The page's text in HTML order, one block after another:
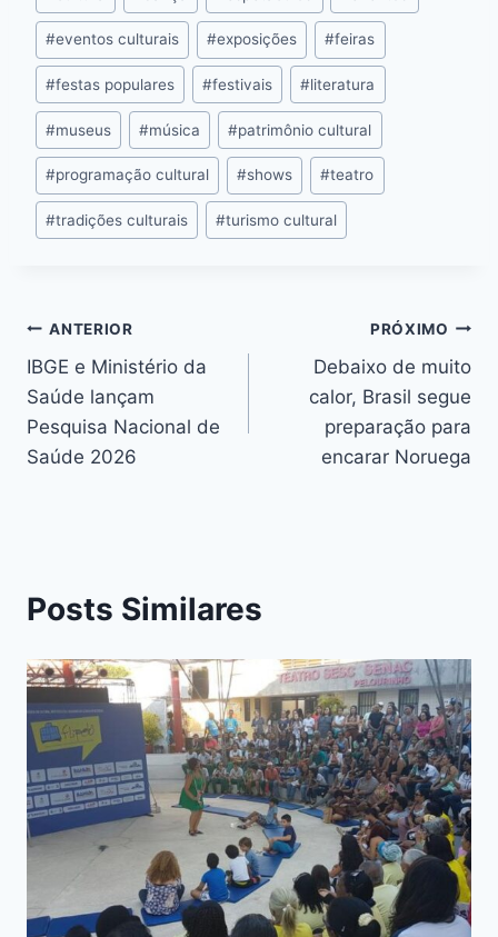
k er
k
#eventos culturais #exposições #feiras
#festas populares #festivais #literatura
#museus #música #patrimônio cultural
#programação cultural #shows #teatro
#tradições culturais #turismo cultural
ANTERIOR
IBGE e Ministério da
Saúde lançam
Pesquisa Nacional de
Saúde 2026
PRÓXIMO
Debaixo de muito
calor, Brasil segue
preparação para
encarar Noruega
Posts Similares